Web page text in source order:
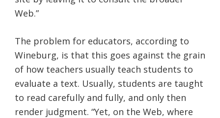
Web.”
The problem for educators, according to
Wineburg, is that this goes against the grain
of how teachers usually teach students to
evaluate a text. Usually, students are taught
to read carefully and fully, and only then
render judgment. “Yet, on the Web, where